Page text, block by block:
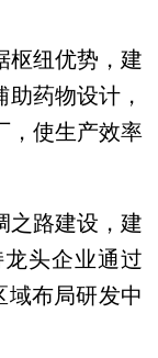
纽优势，建
药物设计，
，使生产效率
路建设，建
头企业通过
域布局研发中